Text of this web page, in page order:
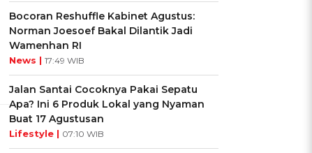
Bocoran Reshuffle Kabinet Agustus:
Norman Joesoef Bakal Dilantik Jadi
Wamenhan RI
News | 17:49 WIB
Jalan Santai Cocoknya Pakai Sepatu
Apa? Ini 6 Produk Lokal yang Nyaman
Buat 17 Agustusan
Lifestyle | 07:10 WIB